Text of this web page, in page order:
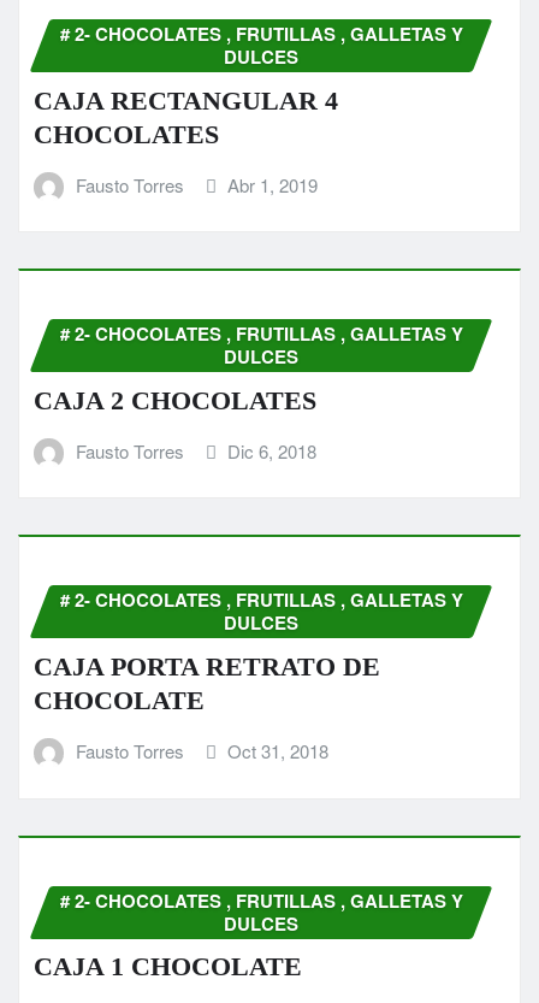
# 2- CHOCOLATES , FRUTILLAS , GALLETAS Y
DULCES
CAJA RECTANGULAR 4
CHOCOLATES
Fausto Torres Abr 1, 2019
# 2- CHOCOLATES , FRUTILLAS , GALLETAS Y
DULCES
CAJA 2 CHOCOLATES
Fausto Torres Dic 6, 2018
# 2- CHOCOLATES , FRUTILLAS , GALLETAS Y
DULCES
CAJA PORTA RETRATO DE
CHOCOLATE
Fausto Torres Oct 31, 2018
# 2- CHOCOLATES , FRUTILLAS , GALLETAS Y
DULCES
CAJA 1 CHOCOLATE